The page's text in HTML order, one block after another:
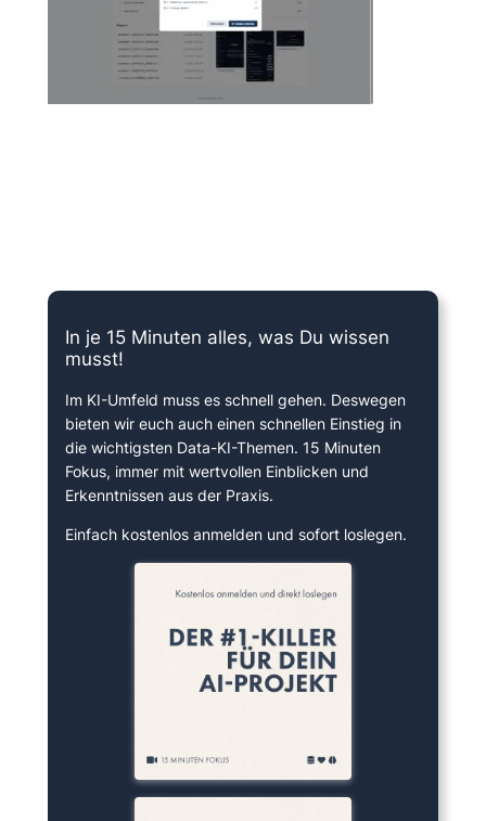
In je 15 Minuten alles, was Du wissen
musst!
Im KI-Umfeld muss es schnell gehen. Deswegen
bieten wir euch auch einen schnellen Einstieg in
die wichtigsten Data-KI-Themen. 15 Minuten
Fokus, immer mit wertvollen Einblicken und
Erkenntnissen aus der Praxis.
Einfach kostenlos anmelden und sofort loslegen.